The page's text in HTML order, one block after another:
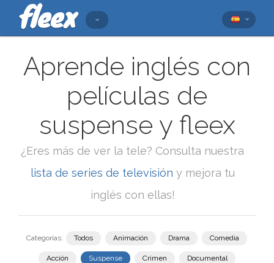
Aprende inglés con
películas de
suspense y fleex
¿Eres más de ver la tele? Consulta nuestra
lista de series de televisión y mejora tu
inglés con ellas!
Categorías: Todos Animación Drama Comedia
Acción Suspense Crimen Documental